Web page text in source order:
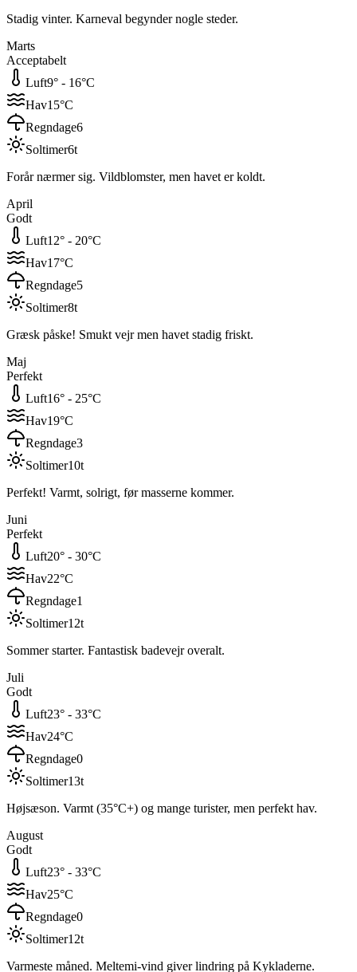
Stadig vinter. Karneval begynder nogle steder.
Marts
Acceptabelt
Luft9° - 16°C
Hav15°C
Regndage6
Soltimer6t
Forår nærmer sig. Vildblomster, men havet er koldt.
April
Godt
Luft12° - 20°C
Hav17°C
Regndage5
Soltimer8t
Græsk påske! Smukt vejr men havet stadig friskt.
Maj
Perfekt
Luft16° - 25°C
Hav19°C
Regndage3
Soltimer10t
Perfekt! Varmt, solrigt, før masserne kommer.
Juni
Perfekt
Luft20° - 30°C
Hav22°C
Regndage1
Soltimer12t
Sommer starter. Fantastisk badevejr overalt.
Juli
Godt
Luft23° - 33°C
Hav24°C
Regndage0
Soltimer13t
Højsæson. Varmt (35°C+) og mange turister, men perfekt hav.
August
Godt
Luft23° - 33°C
Hav25°C
Regndage0
Soltimer12t
Varmeste måned. Meltemi-vind giver lindring på Kykladerne.